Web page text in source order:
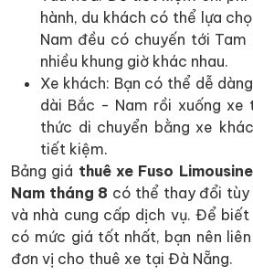
hành, du khách có thể lựa
Nam đều có chuyến tới Tam
nhiều khung giờ khác nhau.
Xe khách: Bạn có thể dễ
dài Bắc - Nam rồi xuống xe
thức di chuyển bằng xe
tiết kiệm.
Bảng giá thuê xe Fuso
Nam tháng 8 có thể thay đổi
và nhà cung cấp dịch vụ. Để
có mức giá tốt nhất, bạn nên
đơn vị cho thuê xe tại Đà Nẵng.